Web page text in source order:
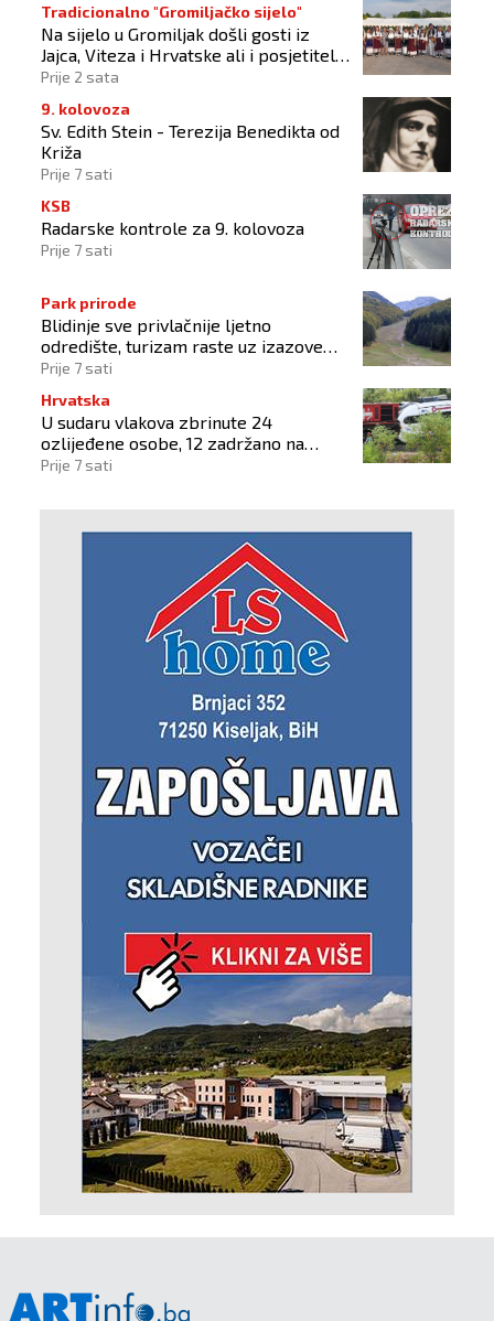
Tradicionalno "Gromiljačko sijelo"
Na sijelo u Gromiljak došli gosti iz
Jajca, Viteza i Hrvatske ali i posjetitelji
od Austrije do Australije
Prije 2 sata
9. kolovoza
Sv. Edith Stein - Terezija Benedikta od
Križa
Prije 7 sati
KSB
Radarske kontrole za 9. kolovoza
Prije 7 sati
Park prirode
Blidinje sve privlačnije ljetno
odredište, turizam raste uz izazove
očuvanja prirode
Prije 7 sati
Hrvatska
U sudaru vlakova zbrinute 24
ozlijeđene osobe, 12 zadržano na
liječenju
Prije 7 sati